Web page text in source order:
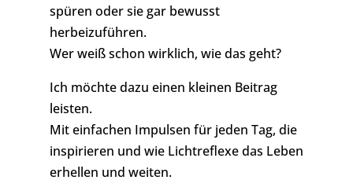
spüren oder sie gar bewusst
herbeizuführen.
Wer weiß schon wirklich, wie das geht?
Ich möchte dazu einen kleinen Beitrag
leisten.
Mit einfachen Impulsen für jeden Tag, die
inspirieren und wie Lichtreflexe das Leben
erhellen und weiten.